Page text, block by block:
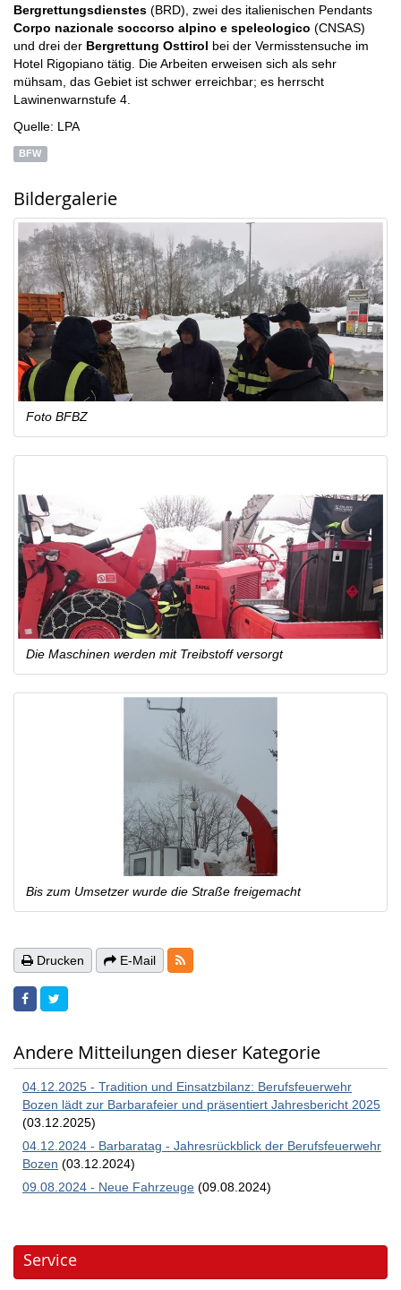
Bergrettungsdienstes (BRD), zwei des italienischen Pendants
Corpo nazionale soccorso alpino e speleologico (CNSAS)
und drei der Bergrettung Osttirol bei der Vermisstensuche im
Hotel Rigopiano tätig. Die Arbeiten erweisen sich als sehr
mühsam, das Gebiet ist schwer erreichbar; es herrscht
Lawinenwarnstufe 4.
Quelle: LPA
BFW
Bildergalerie
Foto BFBZ
Die Maschinen werden mit Treibstoff versorgt
Bis zum Umsetzer wurde die Straße freigemacht
Drucken E-Mail RSS-Feeds
Andere Mitteilungen dieser Kategorie
04.12.2025 - Tradition und Einsatzbilanz: Berufsfeuerwehr
Bozen lädt zur Barbarafeier und präsentiert Jahresbericht 2025
(03.12.2025)
04.12.2024 - Barbaratag - Jahresrückblick der Berufsfeuerwehr
Bozen (03.12.2024)
09.08.2024 - Neue Fahrzeuge (09.08.2024)
Service